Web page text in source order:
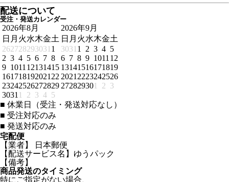
配送について
受注・発送カレンダー
2026年8月
日 月 火水木金土
262728293031 1
2 3 4 5 6 7 8
9 1011 12131415
161718192021 22
23242526272829
3031 1 2 3 4 5
2026年9月
日 月 火水木金土
3031 1 2 3 4 5
6 7 8 9 1011 12
13141516171819
2021 2223242526
272829301 2 3
■ 休業日（受注・発送対応なし）
■ 受注対応のみ
■ 発送対応のみ
宅配便
【業者】 日本郵便
【配送サービス名】ゆうパック
【備考】
商品発送のタイミング
特にご指定がない場合、